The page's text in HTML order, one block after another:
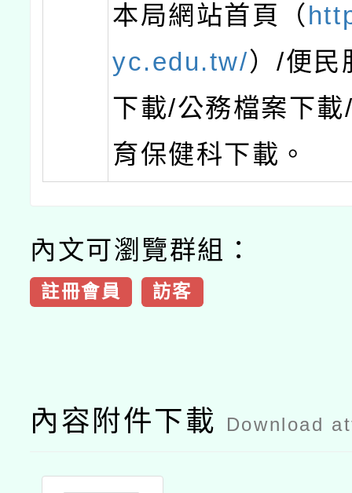
本局網站首頁（
yc.edu.tw/）/便民
下載/公務檔案下
育保健科下載。
內文可瀏覽群組：
註冊會員 訪客
內容附件下載 Download